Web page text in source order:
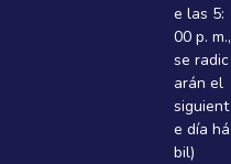
e las 5:
00 p. m.,
se radic
arán el
siguient
e dí­a há
bil)